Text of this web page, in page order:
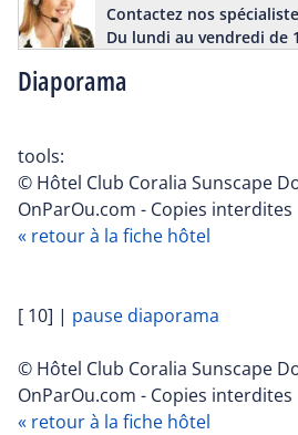
Diaporama
Contactez nos
Du lundi au vendredi de
tools:
© Hôtel Club Coralia Sunscape
OnParOu.com - Copies interdites
« retour à la fiche hôtel
[ 10] | pause diaporama
© Hôtel Club Coralia Sunscape
OnParOu.com - Copies interdites
« retour à la fiche hôtel